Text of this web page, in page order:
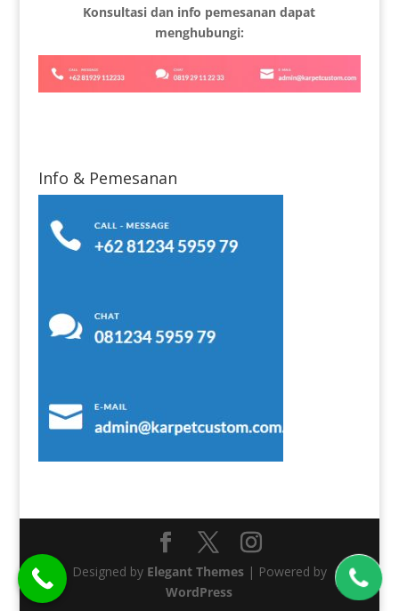
Konsultasi dan info pemesanan dapat
menghubungi:
Info & Pemesanan
Designed by Elegant Themes| Powered by
WordPress